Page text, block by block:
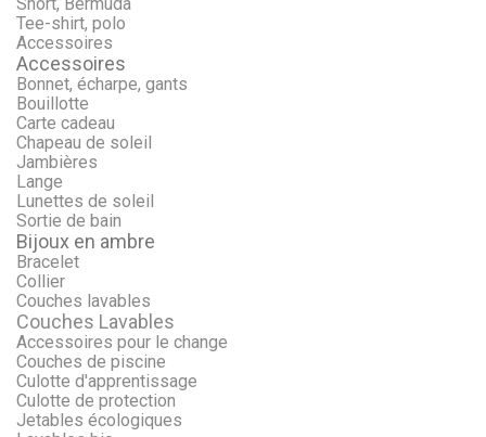
Tee-shirt, polo
Accessoires
Accessoires
Bonnet, écharpe, gants
Bouillotte
Carte cadeau
Chapeau de soleil
Jambières
Lange
Lunettes de soleil
Sortie de bain
Bijoux en ambre
Bracelet
Collier
Couches lavables
Couches Lavables
Accessoires pour le change
Couches de piscine
Culotte d'apprentissage
Culotte de protection
Jetables écologiques